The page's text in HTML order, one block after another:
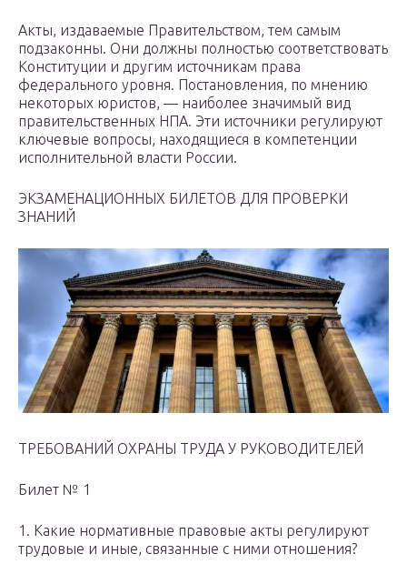
Акты, издаваемые Правительством, тем самым
подзаконны. Они должны полностью соответствовать
Конституции и другим источникам права
федерального уровня. Постановления, по мнению
некоторых юристов, — наиболее значимый вид
правительственных НПА. Эти источники регулируют
ключевые вопросы, находящиеся в компетенции
исполнительной власти России.
ЭКЗАМЕНАЦИОННЫХ БИЛЕТОВ ДЛЯ ПРОВЕРКИ
ЗНАНИЙ
ТРЕБОВАНИЙ ОХРАНЫ ТРУДА У РУКОВОДИТЕЛЕЙ
Билет № 1
1. Какие нормативные правовые акты регулируют
трудовые и иные, связанные с ними отношения?